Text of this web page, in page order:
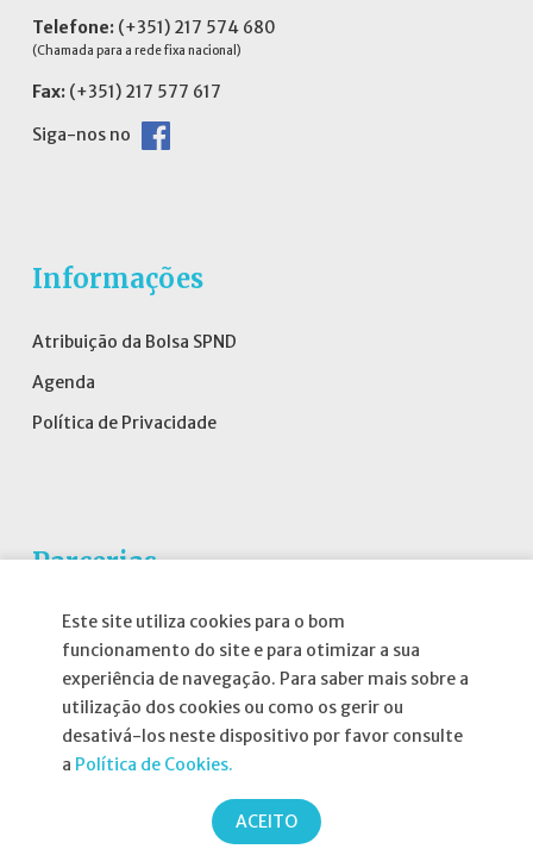
Este site utiliza cookies para o bom
funcionamento do site e para otimizar a sua
experiência de navegação. Para saber mais sobre a
utilização dos cookies ou como os gerir ou
desativá-los neste dispositivo por favor consulte
a Política de Cookies.
ACEITO
Telefone: (+351) 217 574 680
(Chamada para a rede fixa nacional)
Fax: (+351) 217 577 617
Siga-nos no
Informações
Atribuição da Bolsa SPND
Agenda
Política de Privacidade
Parcerias